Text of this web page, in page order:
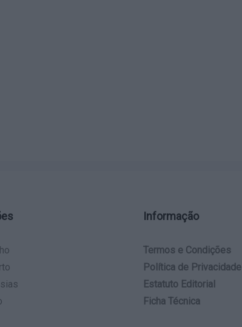
Informação
Termos e Condições
Política de Privacidade
Estatuto Editorial
Ficha Técnica